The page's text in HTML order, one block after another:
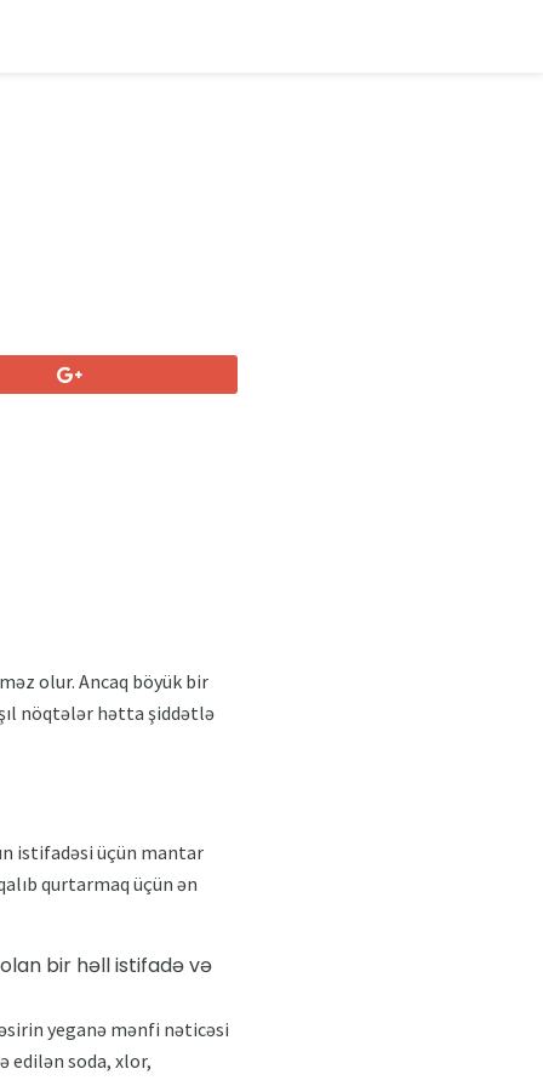
olur. Ancaq böyük bir
nöqtələr hətta şiddətlə
istifadəsi üçün mantar
qurtarmaq üçün ən
olan bir həll istifadə və
yeganə mənfi nəticəsi
edilən soda, xlor,